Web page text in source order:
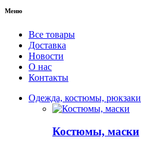
Меню
Все товары
Доставка
Новости
О нас
Контакты
Одежда, костюмы, рюкзаки
Костюмы, маски